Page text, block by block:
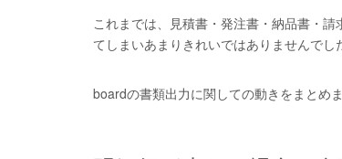
これまでは、見積書・発注書・納品書・
てしまいあまりきれいではありませんでし
boardの書類出力に関しての動きをまとめま